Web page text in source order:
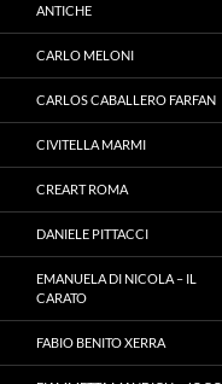
ANTICHE
CARLO MELONI
CARLOS CABALLERO FARFAN
CIVITELLA MARMI
CREART ROMA
DANIELE PITTACCI
EMANUELA DI NICOLA – IL
CARATO
FABIO BENITO XERRA